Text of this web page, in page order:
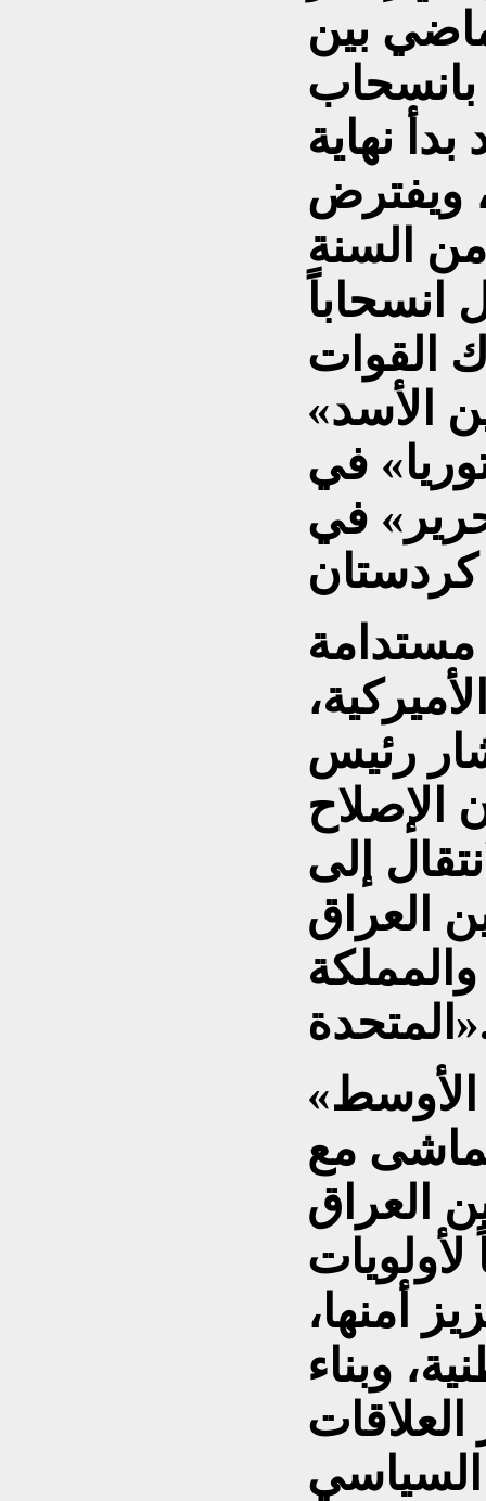
بين
نهاية
ويفترض
السنة
انسحاباً
القوات
الأسد»
في
في
رئيس
الإصلاح
إلى
العراق
مع
العراق
أمنها،
وبناء
السياسي